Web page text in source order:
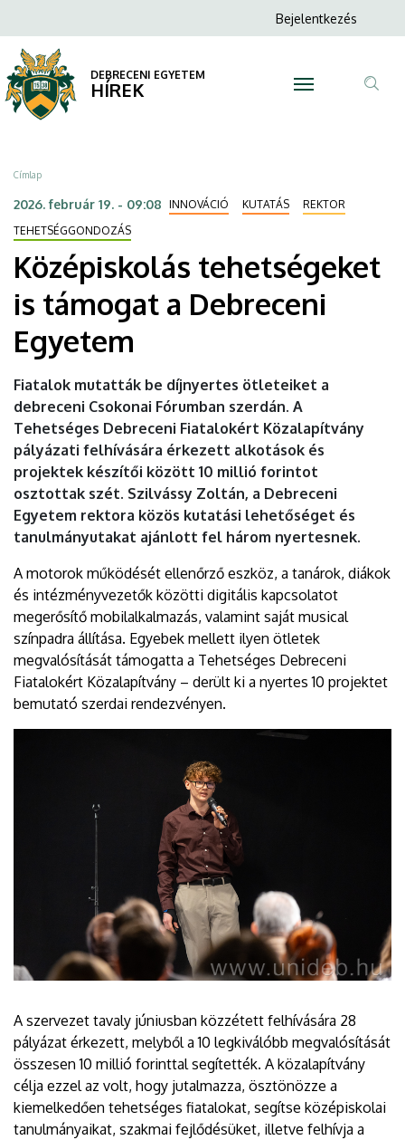
tehetségeket
is
támogat
a
Debreceni
Egyetem
DEBRECENI
EGYETEM
a
tartalomra
Anonim
menüje
Bejelentkezés
DEBRECENI EGYETEM
HÍREK
Morzsa
Címlap
2026. február 19. - 09:08 INNOVÁCIÓ KUTATÁS
REKTOR
TEHETSÉGGONDOZÁS
Középiskolás tehetségeket
is támogat a Debreceni
Egyetem
Fiatalok mutatták be díjnyertes ötleteiket a
debreceni Csokonai Fórumban szerdán. A
Tehetséges Debreceni Fiatalokért Közalapítvány
pályázati felhívására érkezett alkotások és
projektek készítői között 10 millió forintot
osztottak szét. Szilvássy Zoltán, a Debreceni
Egyetem rektora közös kutatási lehetőséget és
tanulmányutakat ajánlott fel három nyertesnek.
A motorok működését ellenőrző eszköz, a tanárok, diákok
és intézményvezetők közötti digitális kapcsolatot
megerősítő mobilalkalmazás, valamint saját musical
színpadra állítása. Egyebek mellett ilyen ötletek
megvalósítását támogatta a Tehetséges Debreceni
Fiatalokért Közalapítvány – derült ki a nyertes 10 projektet
bemutató szerdai rendezvényen.
A szervezet tavaly júniusban közzétett felhívására 28
pályázat érkezett, melyből a 10 legkiválóbb megvalósítását
összesen 10 millió forinttal segítették. A közalapítvány
célja ezzel az volt, hogy jutalmazza, ösztönözze a
kiemelkedően tehetséges fiatalokat, segítse középiskolai
tanulmányaikat, szakmai fejlődésüket, illetve felhívja a